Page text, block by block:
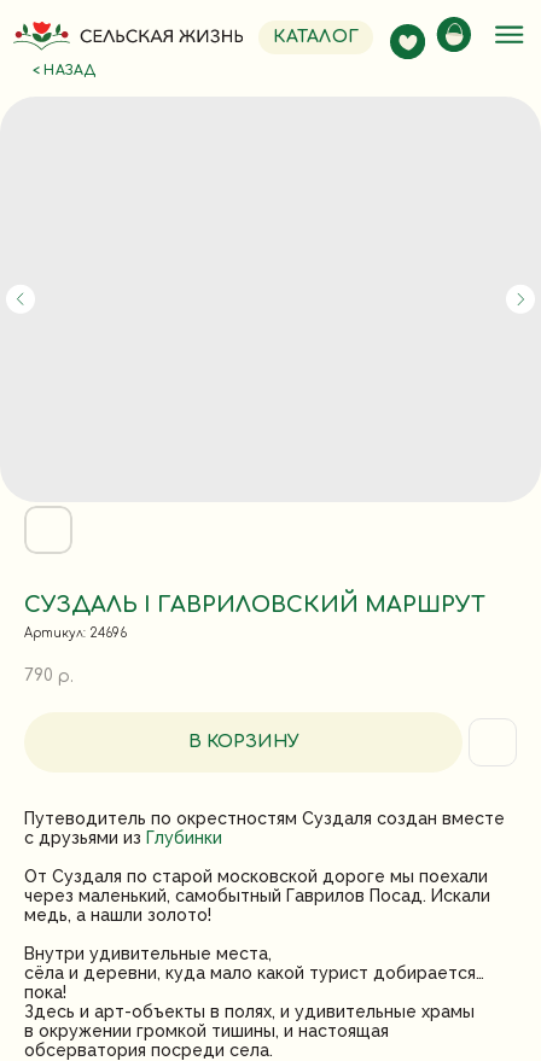
КАТАЛОГ
< НАЗАД
СУЗДАЛЬ I ГАВРИЛОВСКИЙ МАРШРУТ
Артикул: 24696
790 р.
В КОРЗИНУ
Путеводитель по окрестностям Суздаля создан вместе
с друзьями из Глубинки
От Суздаля по старой московской дороге мы поехали
через маленький, самобытный Гаврилов Посад. Искали
медь, а нашли золото!
Внутри удивительные места,
сёла и деревни, куда мало какой турист добирается…
пока!
Здесь и арт-объекты в полях, и удивительные храмы
в окружении громкой тишины, и настоящая
обсерватория посреди села.